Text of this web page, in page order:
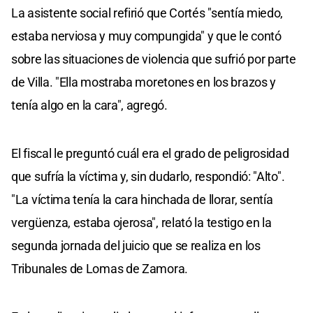
La asistente social refirió que Cortés "sentía miedo,
estaba nerviosa y muy compungida" y que le contó
sobre las situaciones de violencia que sufrió por parte
de Villa. "Ella mostraba moretones en los brazos y
tenía algo en la cara", agregó.
El fiscal le preguntó cuál era el grado de peligrosidad
que sufría la víctima y, sin dudarlo, respondió: "Alto".
"La víctima tenía la cara hinchada de llorar, sentía
vergüenza, estaba ojerosa", relató la testigo en la
segunda jornada del juicio que se realiza en los
Tribunales de Lomas de Zamora.